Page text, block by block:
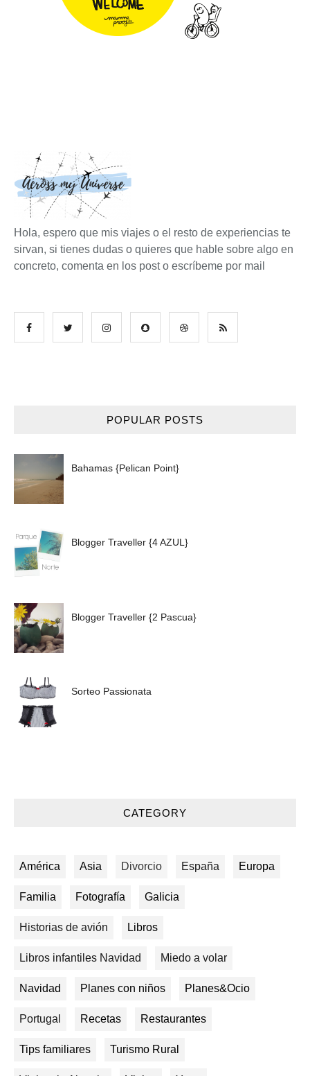
Hola, espero que mis viajes o el resto de experiencias te
sirvan, si tienes dudas o quieres que hable sobre algo en
concreto, comenta en los post o escríbeme por mail
POPULAR POSTS
Bahamas {Pelican Point}
Blogger Traveller {4 AZUL}
Blogger Traveller {2 Pascua}
Sorteo Passionata
CATEGORY
América Asia Divorcio España Europa
Familia Fotografía Galicia
Historias de avión Libros
Libros infantiles Navidad Miedo a volar
Navidad Planes con niños Planes&Ocio
Portugal Recetas Restaurantes
Tips familiares Turismo Rural